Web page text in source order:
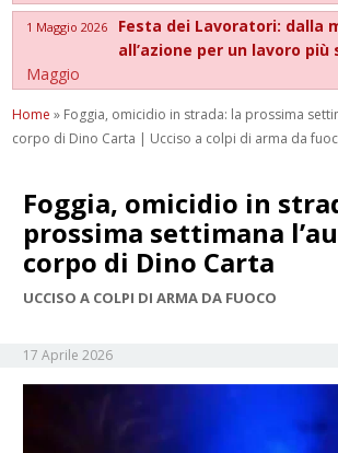
1 Maggio 2026
Festa dei Lavoratori: dalla
all’azione per un lavoro più
Maggio
Home » Foggia, omicidio in strada: la prossima
corpo di Dino Carta | Ucciso a colpi di arma da
Foggia, omicidio in
prossima settimana
corpo di Dino Carta
UCCISO A COLPI DI ARMA DA FUOCO
17 Aprile 2026